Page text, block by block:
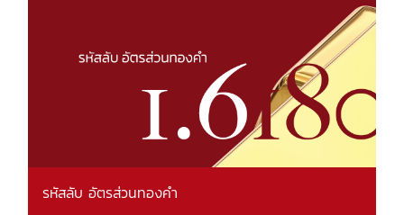
รหัสลับ อัตรส่วนทองคำ